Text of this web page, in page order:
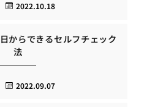
2022.10.18
からできるセルフチェック
法
2022.09.07